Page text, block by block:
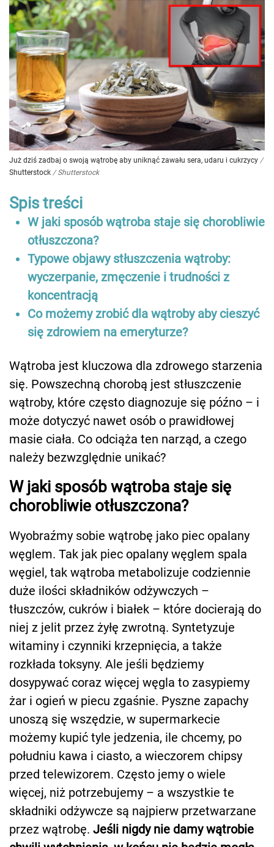
Już dziś zadbaj o swoją wątrobę aby uniknąć zawału sera, udaru i cukrzycy /
Shutterstock / Shutterstock
Spis treści
W jaki sposób wątroba staje się chorobliwie
otłuszczona?
Typowe objawy stłuszczenia wątroby:
wyczerpanie, zmęczenie i trudności z
koncentracją
Co możemy zrobić dla wątroby aby cieszyć
się zdrowiem na emeryturze?
Wątroba jest kluczowa dla zdrowego starzenia
się. Powszechną chorobą jest stłuszczenie
wątroby, które często diagnozuje się późno – i
może dotyczyć nawet osób o prawidłowej
masie ciała. Co odciąża ten narząd, a czego
należy bezwzględnie unikać?
W jaki sposób wątroba staje się
chorobliwie otłuszczona?
Wyobraźmy sobie wątrobę jako piec opalany
węglem. Tak jak piec opalany węglem spala
węgiel, tak wątroba metabolizuje codziennie
duże ilości składników odżywczych –
tłuszczów, cukrów i białek – które docierają do
niej z jelit przez żyłę zwrotną. Syntetyzuje
witaminy i czynniki krzepnięcia, a także
rozkłada toksyny. Ale jeśli będziemy
dosypywać coraz więcej węgla to zasypiemy
żar i ogień w piecu zgaśnie. Pyszne zapachy
unoszą się wszędzie, w supermarkecie
możemy kupić tyle jedzenia, ile chcemy, po
południu kawa i ciasto, a wieczorem chipsy
przed telewizorem. Często jemy o wiele
więcej, niż potrzebujemy – a wszystkie te
składniki odżywcze są najpierw przetwarzane
przez wątrobę. Jeśli nigdy nie damy wątrobie